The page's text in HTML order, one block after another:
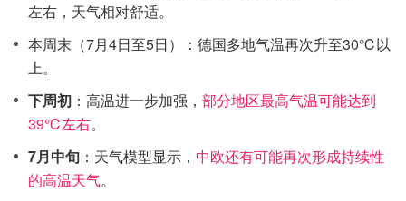
左右，天气相对舒适。
本周末（7月4日至5日）：德国多地气温再次升至30℃以
上。
下周初 ：高温进一步加强， 部分地区最高气温可能达到
39℃左右。
7月中旬 ：天气模型显示， 中欧还有可能再次形成持续性
的高温天气。